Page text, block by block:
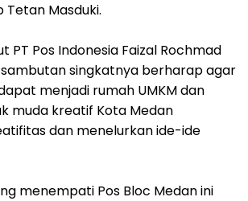
Tetan Masduki.
PT Pos Indonesia Faizal Rochmad
singkatnya berharap agar
menjadi rumah UMKM dan
muda kreatif Kota Medan
dan menelurkan ide-ide
menempati Pos Bloc Medan ini